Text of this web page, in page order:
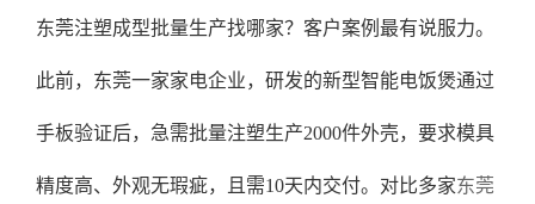
东莞注塑成型批量生产找哪家？客户案例最有说服力。
此前，东莞一家家电企业，研发的新型智能电饭煲通过
手板验证后，急需批量注塑生产2000件外壳，要求模具
精度高、外观无瑕疵，且需10天内交付。对比多家东莞